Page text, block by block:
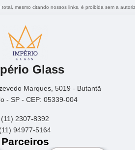
mesmo citando nossos links, é proibida sem a
Glass
Marques, 5019 - Butantã
- SP - CEP: 05339-004
(11) 2307-8392
(11) 94977-5164
Parceiros